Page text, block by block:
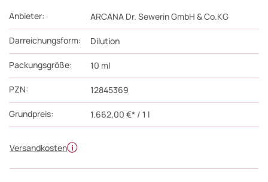
Versandkosten
Anbieter: ARCANA Dr. Sewerin GmbH & Co.KG
Darreichungsform: Dilution
Packungsgröße: 10 ml
PZN: 12845369
Grundpreis: 1.662,00 €* / 1 l